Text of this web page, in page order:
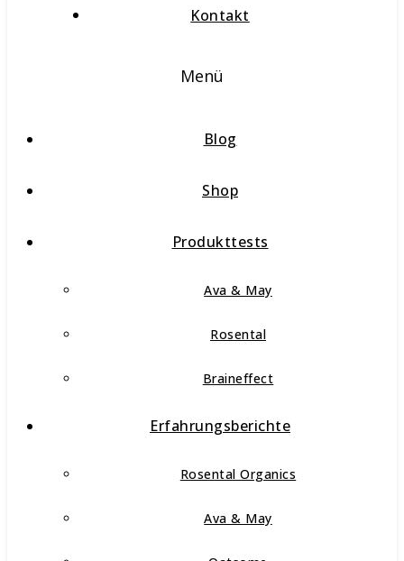
Kontakt
Menü
Blog
Shop
Produkttests
Ava & May
Rosental
Braineffect
Erfahrungsberichte
Rosental Organics
Ava & May